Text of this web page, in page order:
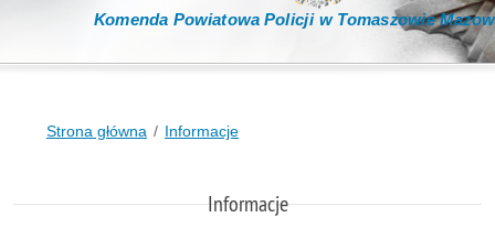
Komenda Powiatowa Policji w Tomaszowie
Strona główna Informacje
Informacje